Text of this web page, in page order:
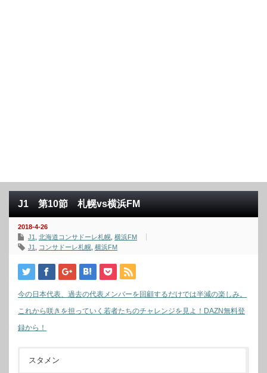
J1 第10節 札幌vs横浜FM
2018-4-26
J1
北海道コンサドーレ札幌 横浜FM
J1
コンサドーレ札幌 横浜FM
今の日本代表、過去の代表メンバーを回顧するだけでは半減の楽しみ。
これから咲きを担っていく若者たちのチャレンジを見よ！DAZN無料登
録から！
スタメン